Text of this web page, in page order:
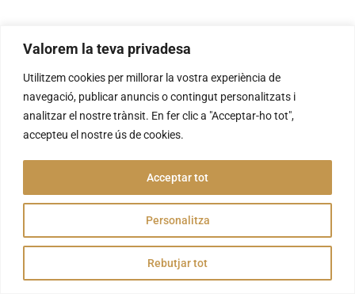
Valorem la teva privadesa
Utilitzem cookies per millorar la vostra experiència de
navegació, publicar anuncis o contingut personalitzats i
analitzar el nostre trànsit. En fer clic a "Acceptar-ho tot",
accepteu el nostre ús de cookies.
Personalitza
Rebutjar tot
Acceptar tot